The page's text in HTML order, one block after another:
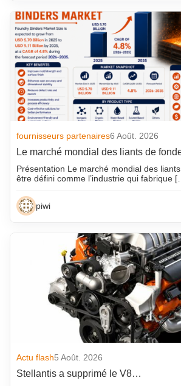
fournisseurs partenaires6 Août. 2026
Le marché mondial des liants de
Présentation Le marché mondial des
être défini comme l’industrie qui fabrique
piwi
Actu flash5 Août. 2026
Stellantis a supprimé le V8…